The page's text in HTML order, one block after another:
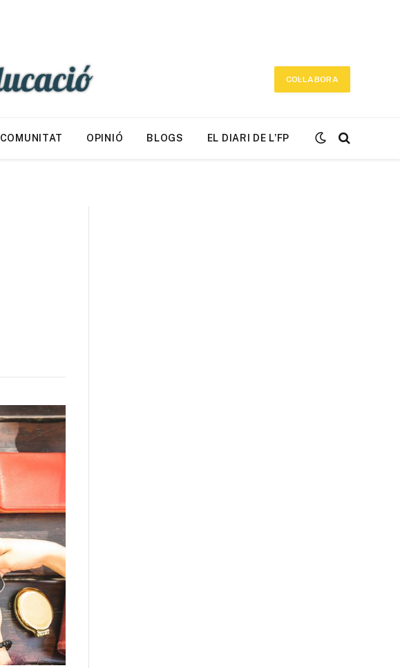
COL·LABORA
COMUNITAT OPINIÓ BLOGS EL DIARI DE L’FP